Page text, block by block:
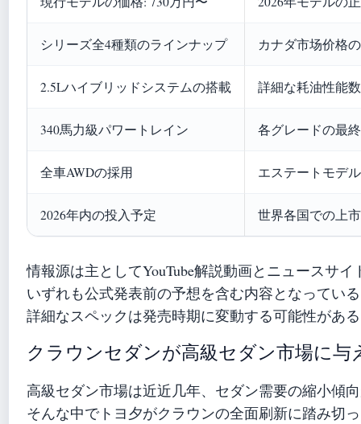
シリーズ全4種類のラインナップ カナダ市场价格
2.5Lハイブリッドシステムの搭載 詳細な耗油性能
340馬力級パワートレイン 各グレードの最
全車AWDの採用 エステートモデ
2026年内の投入予定 世界各国での上
情報源は主としてYouTube解説動画とニュースサ
いずれも公式発表前の予想を含む内容となってい
詳細なスペックは発売時期に変動する可能性があ
クラウンセダンが高級セダン市場に与
高級セダン市場は近近几年、セダン需要の縮小傾
そんな中でトヨ夕がクラウンの全面刷新に踏み切